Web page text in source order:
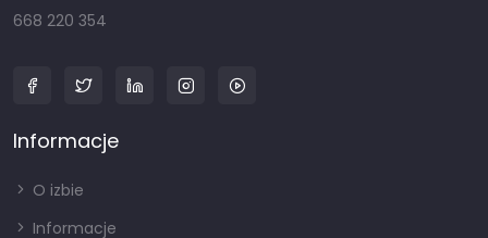
668 220 354
Informacje
O izbie
Informacje